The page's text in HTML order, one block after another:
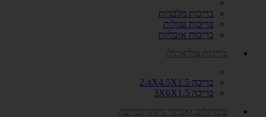
בריכות מלבניות
בריכות עגולות
בריכות אובליות
בריכות פוליאתילן
בריכה 2.4X4.5X1.5
בריכה 3X6X1.5
כימיקלים ואביזרי ניקיון לבריכה